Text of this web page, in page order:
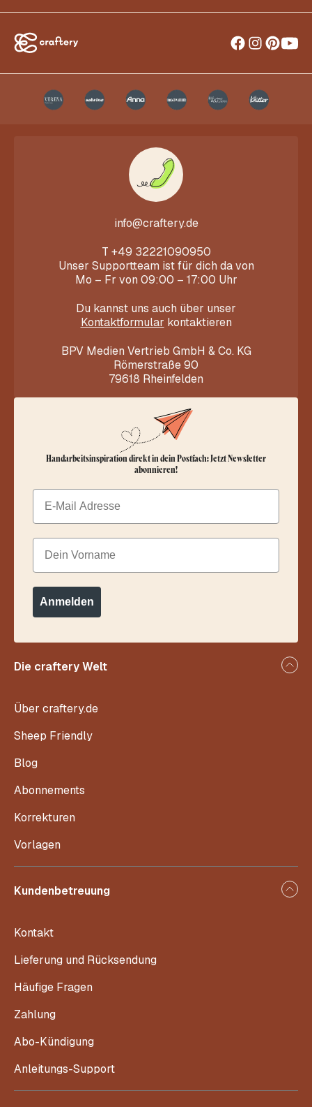
info@craftery.de
T +49 32221090950
Unser Supportteam ist für dich da von
Mo – Fr von 09:00 – 17:00 Uhr
Du kannst uns auch über unser
Kontaktformular kontaktieren
BPV Medien Vertrieb GmbH & Co. KG
Römerstraße 90
79618 Rheinfelden
Die craftery Welt
Über craftery.de
Sheep Friendly
Blog
Abonnements
Korrekturen
Vorlagen
Kundenbetreuung
Kontakt
Lieferung und Rücksendung
Häufige Fragen
Zahlung
Abo-Kündigung
Anleitungs-Support
Handarbeitsinspiration direkt in dein Postfach: Jetzt Newsletter
abonnieren!
Email
Dein Vorname
Anmelden